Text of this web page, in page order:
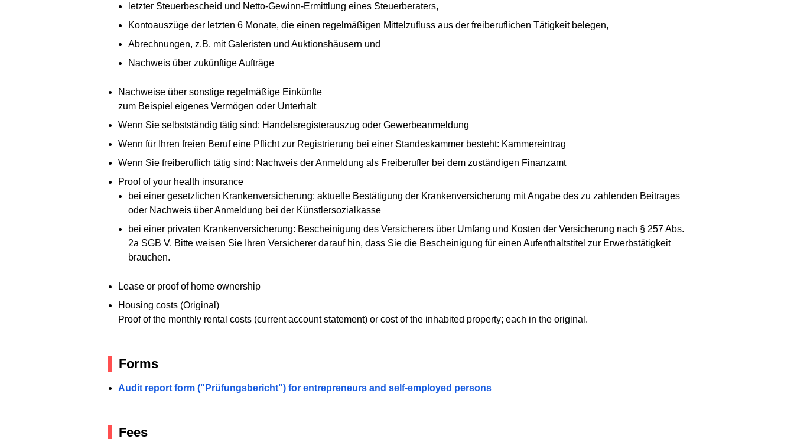
letzter Steuerbescheid und Netto-Gewinn-Ermittlung eines Steuerberaters,
Kontoauszüge der letzten 6 Monate, die einen regelmäßigen Mittelzufluss aus der freiberuflichen Tätigkeit belegen,
Abrechnungen, z.B. mit Galeristen und Auktionshäusern und
Nachweis über zukünftige Aufträge
Nachweise über sonstige regelmäßige Einkünfte
zum Beispiel eigenes Vermögen oder Unterhalt
Wenn Sie selbstständig tätig sind: Handelsregisterauszug oder Gewerbeanmeldung
Wenn für Ihren freien Beruf eine Pflicht zur Registrierung bei einer Standeskammer besteht: Kammereintrag
Wenn Sie freiberuflich tätig sind: Nachweis der Anmeldung als Freiberufler bei dem zuständigen Finanzamt
Proof of your health insurance
bei einer gesetzlichen Krankenversicherung: aktuelle Bestätigung der Krankenversicherung mit Angabe des zu zahlenden Beitrages
oder Nachweis über Anmeldung bei der Künstlersozialkasse
bei einer privaten Krankenversicherung: Bescheinigung des Versicherers über Umfang und Kosten der Versicherung nach § 257 Abs.
2a SGB V. Bitte weisen Sie Ihren Versicherer darauf hin, dass Sie die Bescheinigung für einen Aufenthaltstitel zur Erwerbstätigkeit
brauchen.
Lease or proof of home ownership
Housing costs (Original)
Proof of the monthly rental costs (current account statement) or cost of the inhabited property; each in the original.
Forms
Audit report form ("Prüfungsbericht") for entrepreneurs and self-employed persons
Fees